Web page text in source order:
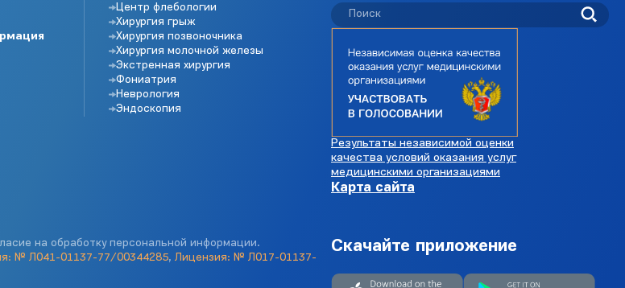
Центр флебологии
Хирургия грыж
Хирургия позвоночника
Хирургия молочной железы
Экстренная хирургия
Фониатрия
Неврология
Эндоскопия
Результаты независимой оценки
качества условий оказания услуг
медицинскими организациями
Карта сайта
на обработку персональной информации.
№ Л041-01137-77/00344285, Лицензия: № Л017-01137-
Скачайте приложение